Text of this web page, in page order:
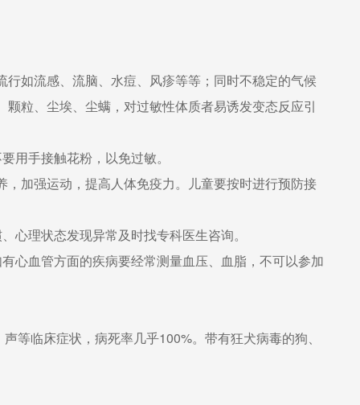
如流感、流脑、水痘、风疹等等；同时不稳定的气候
粒、尘埃、尘螨，对过敏性体质者易诱发变态反应引
用手接触花粉，以免过敏。
加强运动，提高人体免疫力。儿童要按时进行预防接
理状态发现异常及时找专科医生咨询。
心血管方面的疾病要经常测量血压、血脂，不可以参加
等临床症状，病死率几乎100%。带有狂犬病毒的狗、